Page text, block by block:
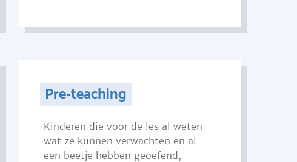
Pre-teaching
Kinderen die voor de les al weten
wat ze kunnen verwachten en al
een beetje hebben geoefend,